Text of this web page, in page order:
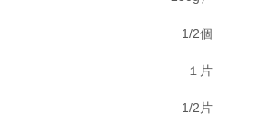
1/2個
１片
1/2片